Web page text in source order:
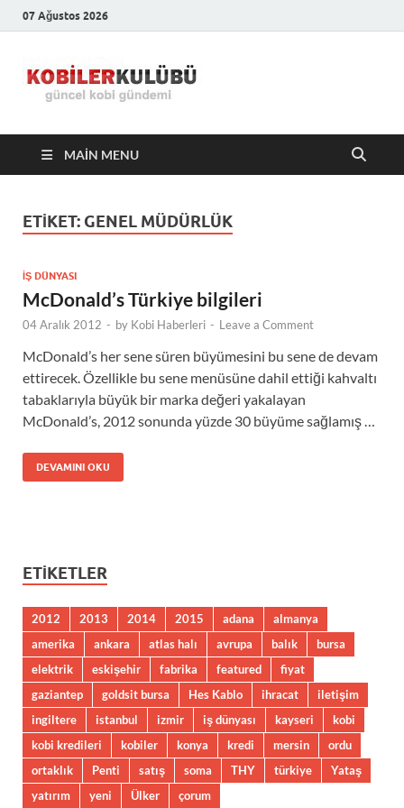
07 Ağustos 2026
Kulübü –
En Güncel
Kobi
MAIN MENU
ETIKET: GENEL MÜDÜRLÜK
İŞ DÜNYASI
McDonald’s Türkiye bilgileri
04 Aralık 2012 - by Kobi Haberleri - Leave a Comment
McDonald’s her sene süren büyümesini bu sene de devam
ettirecek. Özellikle bu sene menüsüne dahil ettiği kahvaltı
tabaklarıyla büyük bir marka değeri yakalayan
McDonald’s, 2012 sonunda yüzde 30 büyüme sağlamış …
DEVAMINI OKU
ETIKETLER
2012 2013 2014 2015 adana
almanya
amerika
ankara atlas halı avrupa balık
bursa
elektrik
eskişehir fabrika featured
fiyat
gaziantep
goldsit bursa Hes Kablo ihracat
iletişim
ingiltere
istanbul izmir iş dünyası kayseri
kobi
kobi kredileri
kobiler konya kredi mersin
ordu
ortaklık
Penti satış soma THY türkiye
Yataş
yatırım
yeni Ülker çorum